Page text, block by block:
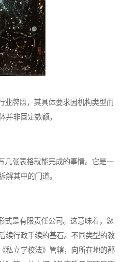
牌照，其具体要求因机构类型而
非固定数额。
张表格就能完成的事情。它是一
其中的门道。
是有限责任公司。这意味着，您
续行政手续的基石。不同类型的教
私立学校法》管辖，向所在地的郡